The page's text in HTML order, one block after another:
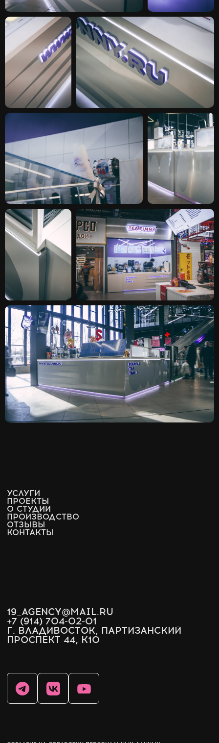
19_AGENCY@MAIL.RU
+7 (914) 704-02-01
Г. ВЛАДИВОСТОК, ПАРТИЗАНСКИЙ
ПРОСПЕКТ 44, К10
СОГЛАСИЕ НА ОБРАБОТКУ ПЕРСОНАЛЬНЫХ ДАННЫХ
ПОЛИТИКА КОНФИДЕНЦИАЛЬНОСТИ
19 STUDIO © 2026
РАЗРАБОТАНО В
О СТУДИИ
ПРОИЗВОДСТВО
КОНТАКТЫ